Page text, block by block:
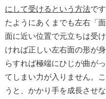
にして受けるという方法で
たようにあくまでも左右「
面に近い位置で元立ちは受
ければ正しい左右面の形が
らすれば極端にひじが曲が
てしまい力が入りません。
うと、かかり手を成長させ